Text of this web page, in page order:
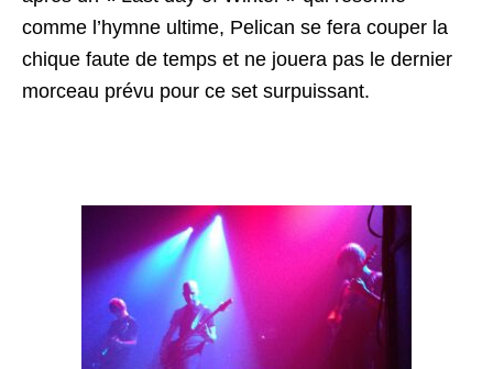
comme l’hymne ultime, Pelican se fera couper la
chique faute de temps et ne jouera pas le dernier
morceau prévu pour ce set surpuissant.